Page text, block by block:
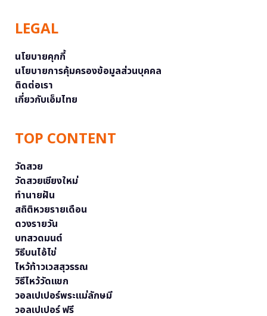
LEGAL
นโยบายคุกกี้
นโยบายการคุ้มครองข้อมูลส่วนบุคคล
ติดต่อเรา
เกี่ยวกับเอ็มไทย
TOP CONTENT
วัดสวย
วัดสวยเชียงใหม่
ทำนายฝัน
สถิติหวยรายเดือน
ดวงรายวัน
บทสวดมนต์
วิธีบนไอ้ไข่
ไหว้ท้าวเวสสุวรรณ
วิธีไหว้วัดแขก
วอลเปเปอร์พระแม่ลักษมี
วอลเปเปอร์ ฟรี